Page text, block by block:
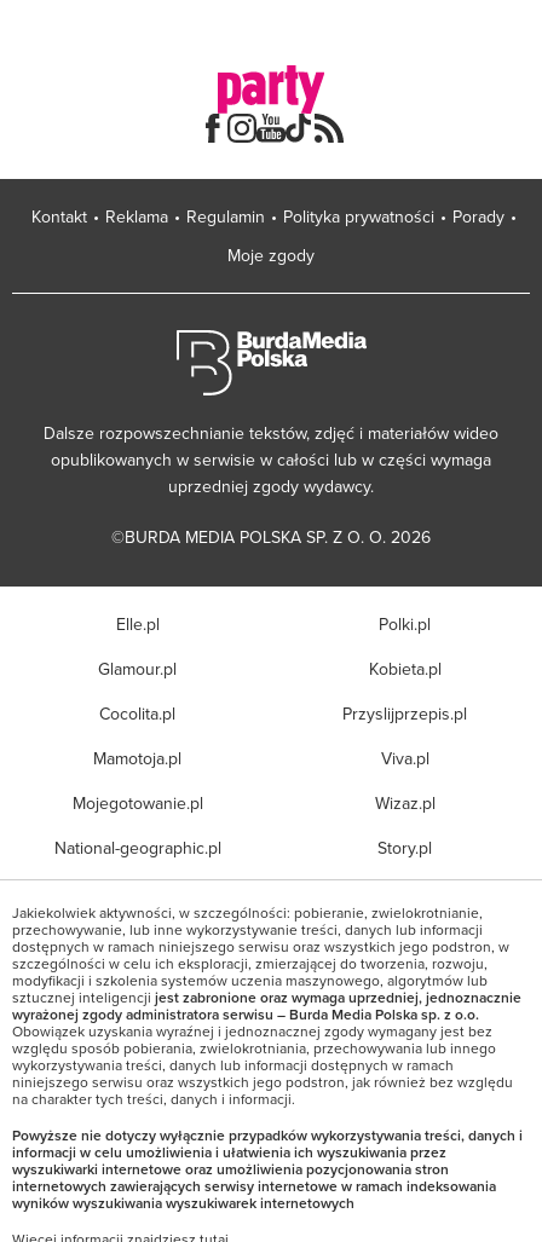
Kontakt Reklama Regulamin Polityka prywatności
Porady
Moje zgody
Dalsze rozpowszechnianie tekstów, zdjęć i materiałów wideo
opublikowanych w serwisie w całości lub w części wymaga
uprzedniej zgody wydawcy.
©BURDA MEDIA POLSKA SP. Z O. O. 2026
Elle.pl
Glamour.pl
Cocolita.pl
Mamotoja.pl
Mojegotowanie.pl
National-geographic.pl
Polki.pl
Kobieta.pl
Przyslijprzepis.pl
Viva.pl
Wizaz.pl
Story.pl
Jakiekolwiek aktywności, w szczególności: pobieranie, zwielokrotnianie,
przechowywanie, lub inne wykorzystywanie treści, danych lub informacji
dostępnych w ramach niniejszego serwisu oraz wszystkich jego podstron, w
szczególności w celu ich eksploracji, zmierzającej do tworzenia, rozwoju,
modyfikacji i szkolenia systemów uczenia maszynowego, algorytmów lub
sztucznej inteligencji jest zabronione oraz wymaga uprzedniej, jednoznacznie
wyrażonej zgody administratora serwisu – Burda Media Polska sp. z o.o.
Obowiązek uzyskania wyraźnej i jednoznacznej zgody wymagany jest bez
względu sposób pobierania, zwielokrotniania, przechowywania lub innego
wykorzystywania treści, danych lub informacji dostępnych w ramach
niniejszego serwisu oraz wszystkich jego podstron, jak również bez względu
na charakter tych treści, danych i informacji.
Powyższe nie dotyczy wyłącznie przypadków wykorzystywania treści, danych i
informacji w celu umożliwienia i ułatwienia ich wyszukiwania przez
wyszukiwarki internetowe oraz umożliwienia pozycjonowania stron
internetowych zawierających serwisy internetowe w ramach indeksowania
wyników wyszukiwania wyszukiwarek internetowych